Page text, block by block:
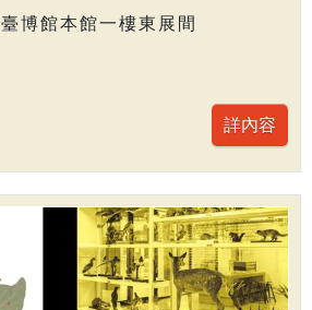
臺博館本館一樓東展間